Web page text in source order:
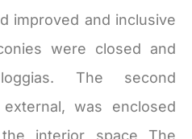
improved and inclusive
were closed and
The second
was enclosed
interior space The